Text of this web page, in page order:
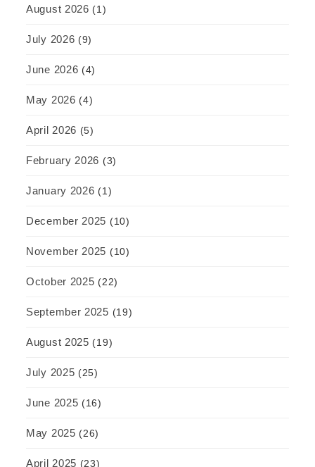
August 2026 (1)
July 2026 (9)
June 2026 (4)
May 2026 (4)
April 2026 (5)
February 2026 (3)
January 2026 (1)
December 2025 (10)
November 2025 (10)
October 2025 (22)
September 2025 (19)
August 2025 (19)
July 2025 (25)
June 2025 (16)
May 2025 (26)
April 2025 (23)